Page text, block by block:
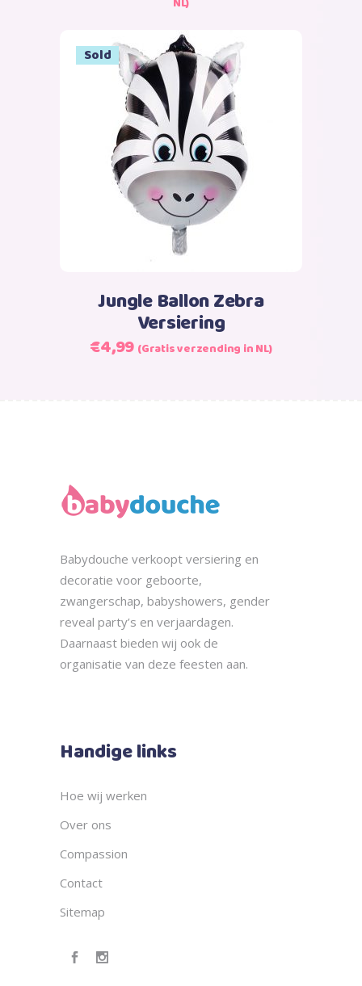
€31,99
Sale
Sold
Lees verder
Jungle Ballon Zebra
Versiering
Oorspronkelijke
€4,99Huidige
(Gratis verzending in NL)
Babydouche verkoopt versiering en
decoratie voor geboorte,
zwangerschap, babyshowers, gender
reveal party’s en verjaardagen.
Daarnaast bieden wij ook de
organisatie van deze feesten aan.
Handige links
Hoe wij werken
Over ons
Compassion
Contact
Sitemap